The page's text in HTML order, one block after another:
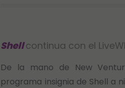
Shellcontinua con el
De la mano de New
programa insignia de Shell a